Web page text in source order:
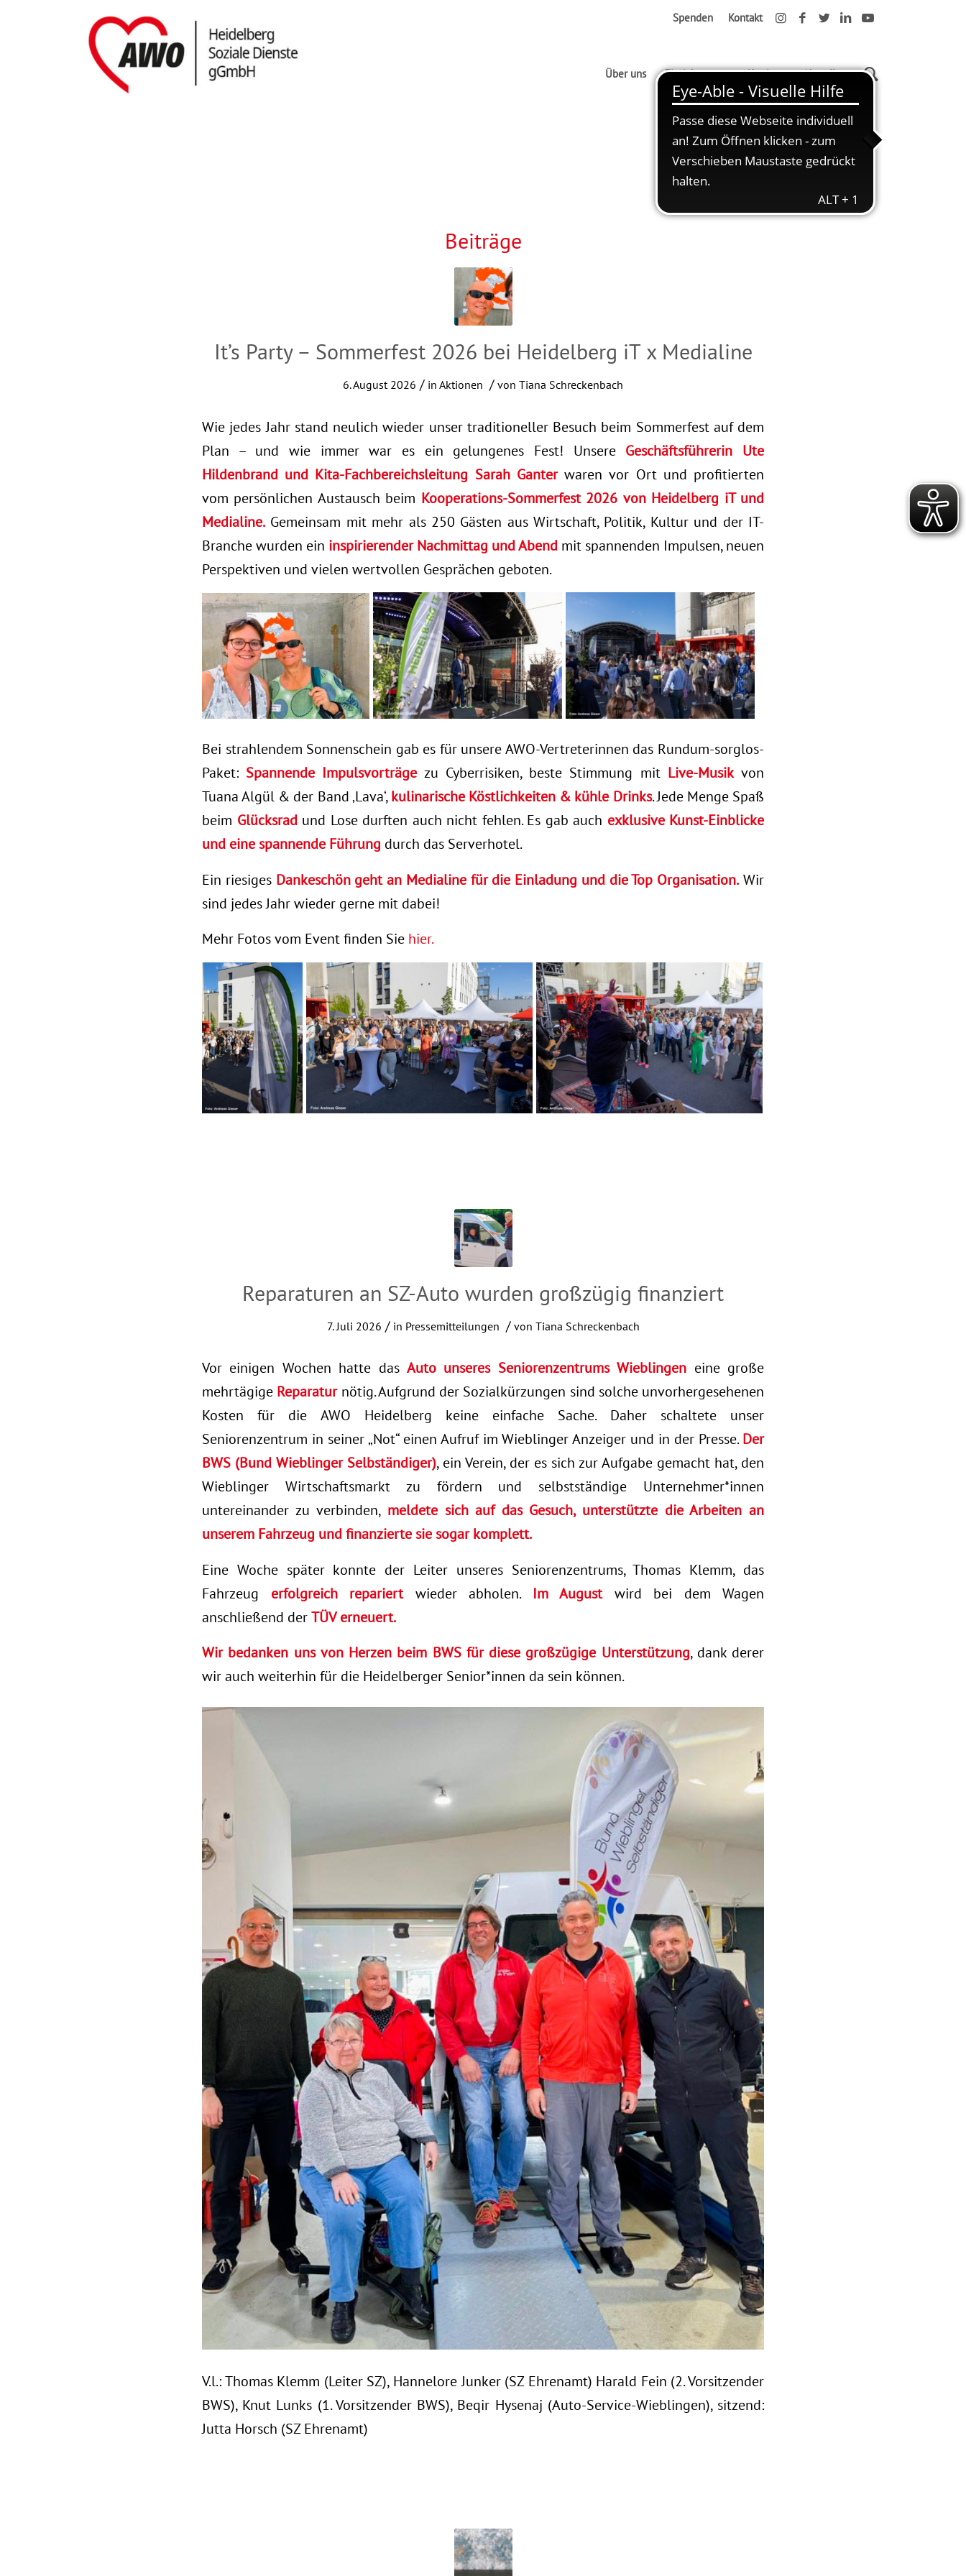
Spenden Kontakt
Über uns Einrichtungen Karriere Aktuelles
Startseite Dank
Beiträge
It’s Party – Sommerfest 2026 bei Heidelberg iT x Medialine
6. August 2026 / in Aktionen / von Tiana Schreckenbach
Wie jedes Jahr stand neulich wieder unser traditioneller Besuch beim Sommerfest auf dem
Plan – und wie immer war es ein gelungenes Fest! Unsere Geschäftsführerin Ute
Hildenbrand und Kita-Fachbereichsleitung Sarah Ganterwaren vor Ort und profitierten
vom persönlichen Austausch beim Kooperations-Sommerfest 2026 von Heidelberg iT und
Medialine. Gemeinsam mit mehr als 250 Gästen aus Wirtschaft, Politik, Kultur und der IT-
Branche wurden ein inspirierender Nachmittag und Abend mit spannenden Impulsen, neuen
Perspektiven und vielen wertvollen Gesprächen geboten.
Bei strahlendem Sonnenschein gab es für unsere AWO-Vertreterinnen das Rundum-sorglos-
Paket: Spannende Impulsvorträge zu Cyberrisiken, beste Stimmung mit Live-Musikvon
Tuana Algül & der Band ‚Lava‘, kulinarische Köstlichkeiten & kühle Drinks. Jede Menge Spaß
beim Glücksradund Lose durften auch nicht fehlen. Es gab auch exklusive Kunst-Einblicke
und eine spannende Führung durch das Serverhotel.
Ein riesiges Dankeschön geht an Medialine für die Einladung und die Top Organisation. Wir
sind jedes Jahr wieder gerne mit dabei!
Mehr Fotos vom Event finden Sie hier.
Reparaturen an SZ-Auto wurden großzügig finanziert
7. Juli 2026 / in Pressemitteilungen / von Tiana Schreckenbach
Vor einigen Wochen hatte das Auto unseres Seniorenzentrums Wieblingen eine große
mehrtägige Reparaturnötig. Aufgrund der Sozialkürzungen sind solche unvorhergesehenen
Kosten für die AWO Heidelberg keine einfache Sache. Daher schaltete unser
Seniorenzentrum in seiner „Not“ einen Aufruf im Wieblinger Anzeiger und in der Presse. Der
BWS (Bund Wieblinger Selbständiger), ein Verein, der es sich zur Aufgabe gemacht hat, den
Wieblinger Wirtschaftsmarkt zu fördern und selbstständige Unternehmer*innen
untereinander zu verbinden, meldete sich auf das Gesuch, unterstützte die Arbeiten an
unserem Fahrzeug und finanzierte sie sogar komplett.
Eine Woche später konnte der Leiter unseres Seniorenzentrums, Thomas Klemm, das
Fahrzeug erfolgreich repariert wieder abholen. Im August wird bei dem Wagen
anschließend der TÜV erneuert.
Wir bedanken uns von Herzen beim BWS für diese großzügige Unterstützung, dank derer
wir auch weiterhin für die Heidelberger Senior*innen da sein können.
V.l.: Thomas Klemm (Leiter SZ), Hannelore Junker (SZ Ehrenamt) Harald Fein (2. Vorsitzender
BWS), Knut Lunks (1. Vorsitzender BWS), Beqir Hysenaj (Auto-Service-Wieblingen), sitzend:
Jutta Horsch (SZ Ehrenamt)